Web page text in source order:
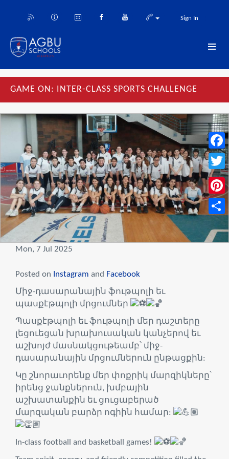
Sign In
GAME ON: INTER-CLASS SPORTS CHALLENGE
Share
Mon, 7 Jul 2025
Posted on Instagram and Facebook
Միջ-դասարանային ֆութպոլի եւ
պասքէթպոլի մրցումներ
Պասքէթպոլի եւ ֆութպոլի մեր դաշտերը
լեցուեցան խրախուսական կանչերով եւ
աշխոյժ մասնակցութեամբ՝ միջ-
դասարանային մրցումներուն ընթացքին:
Կը շնորաւորենք մեր փոքրիկ մարզիկները՝
իրենց ջանքներուն, խմբային
աշխատանքին եւ ցուցաբերած
մարզական բարձր ոգիին համար:
In-class football and basketball games!